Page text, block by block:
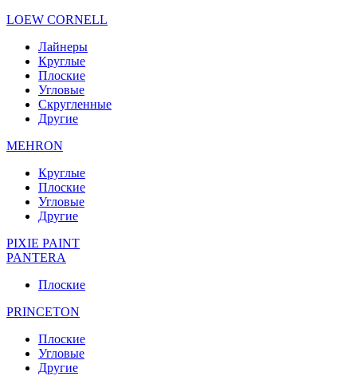
LOEW CORNELL
Лайнеры
Круглые
Плоские
Угловые
Скругленные
Другие
MEHRON
Круглые
Плоские
Угловые
Другие
PIXIE PAINT
PANTERA
Плоские
PRINCETON
Плоские
Угловые
Другие